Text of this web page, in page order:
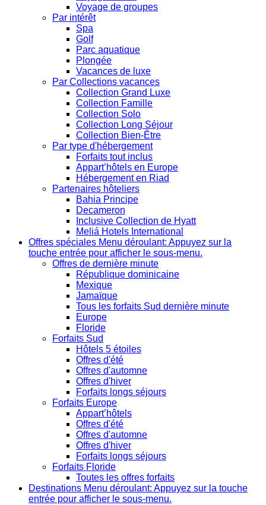
Voyage de groupes
Par intérêt
Spa
Golf
Parc aquatique
Plongée
Vacances de luxe
Par Collections vacances
Collection Grand Luxe
Collection Famille
Collection Solo
Collection Long Séjour
Collection Bien-Être
Par type d'hébergement
Forfaits tout inclus
Appart’hôtels en Europe
Hébergement en Riad
Partenaires hôteliers
Bahia Principe
Decameron
Inclusive Collection de Hyatt
Meliá Hotels International
Offres spéciales Menu déroulant: Appuyez sur la
touche entrée pour afficher le sous-menu.
Offres de dernière minute
République dominicaine
Mexique
Jamaïque
Tous les forfaits Sud dernière minute
Europe
Floride
Forfaits Sud
Hôtels 5 étoiles
Offres d'été
Offres d'automne
Offres d'hiver
Forfaits longs séjours
Forfaits Europe
Appart’hôtels
Offres d'été
Offres d'automne
Offres d'hiver
Forfaits longs séjours
Forfaits Floride
Toutes les offres forfaits
Destinations Menu déroulant: Appuyez sur la touche
entrée pour afficher le sous-menu.